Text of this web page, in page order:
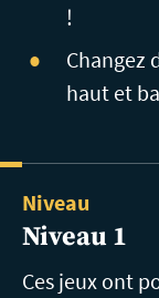
!
Changez
haut et
Niveau
Niveau 1
Ces jeux ont